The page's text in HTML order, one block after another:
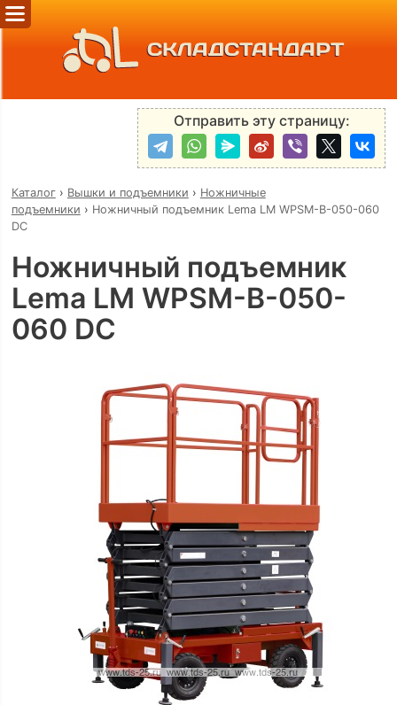
СКЛАДСТАНДАРТ
Отправить эту страницу:
Каталог› Вышки и подъемники › Ножничные
подъемники › Ножничный подъемник Lema LM WPSM-B-050-060
DC
Ножничный подъемник
Lema LM WPSM-B-050-
060 DC